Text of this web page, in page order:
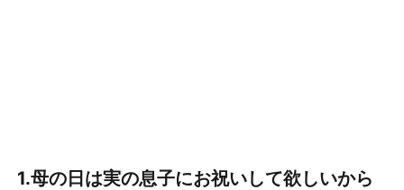
か
1.母の日は実の息子にお祝いして欲しいから